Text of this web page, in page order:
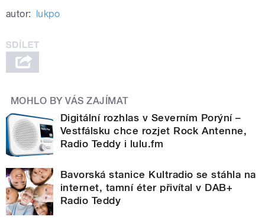
autor: lukpo
MOHLO BY VÁS ZAJÍMAT
Digitální rozhlas v Severním Porýní –
Vestfálsku chce rozjet Rock Antenne,
Radio Teddy i lulu.fm
Bavorská stanice Kultradio se stáhla na
internet, tamní éter přivítal v DAB+
Radio Teddy